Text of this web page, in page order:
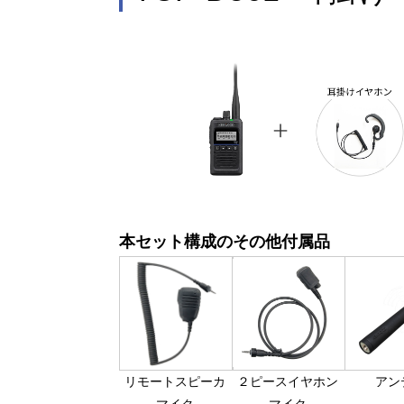
本セット構成のその他付属品
リモートスピーカ
２ピースイヤホン
アン